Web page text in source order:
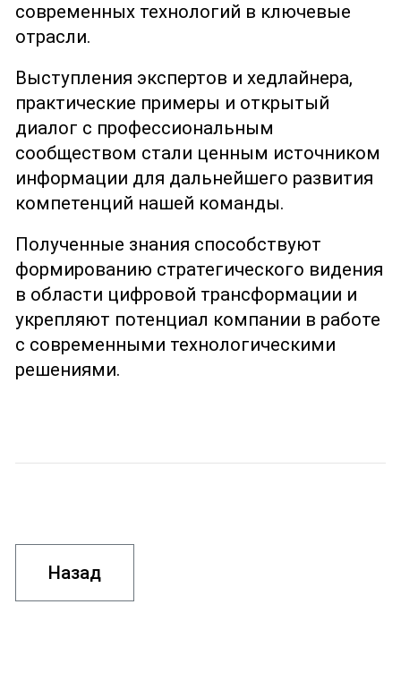
современных технологий в ключевые
отрасли.
Выступления экспертов и хедлайнера,
практические примеры и открытый
диалог с профессиональным
сообществом стали ценным источником
информации для дальнейшего развития
компетенций нашей команды.
Полученные знания способствуют
формированию стратегического видения
в области цифровой трансформации и
укрепляют потенциал компании в работе
с современными технологическими
решениями.
Назад